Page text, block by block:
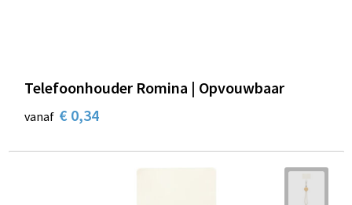
Telefoonhouder Romina | Opvouwbaar
vanaf € 0,34